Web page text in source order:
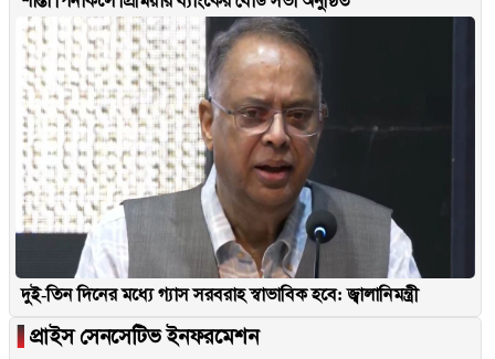
দুই-তিন দিনের মধ্যে গ্যাস সরবরাহ স্বাভাবিক হবে: জ্বালানিমন্ত্রী
▐ প্রাইস সেনসেটিভ ইনফরমেশন